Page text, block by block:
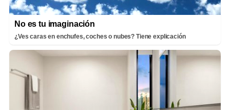
No es tu imaginación
¿Ves caras en enchufes, coches o nubes? Tiene explicación